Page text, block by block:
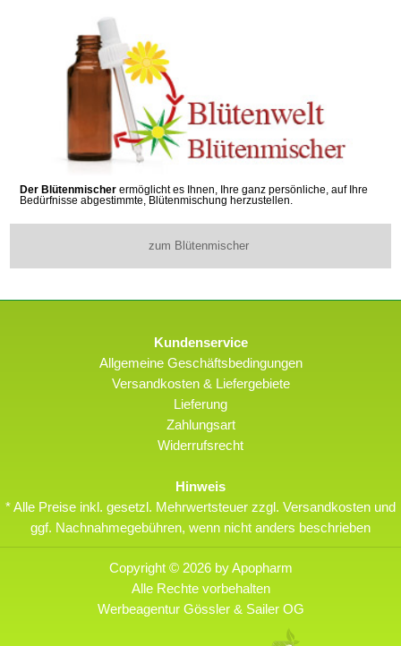
Der Blütenmischer ermöglicht es Ihnen, Ihre ganz persönliche, auf Ihre
Bedürfnisse abgestimmte, Blütenmischung herzustellen.
zum Blütenmischer
Kundenservice
Allgemeine Geschäftsbedingungen
Versandkosten & Liefergebiete
Lieferung
Zahlungsart
Widerrufsrecht
Hinweis
* Alle Preise inkl. gesetzl. Mehrwertsteuer zzgl. Versandkosten und
ggf. Nachnahmegebühren, wenn nicht anders beschrieben
Copyright © 2026 by Apopharm
Alle Rechte vorbehalten
Werbeagentur Gössler & Sailer OG